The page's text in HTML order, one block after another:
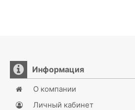
Информация
О компании
Личный кабинет